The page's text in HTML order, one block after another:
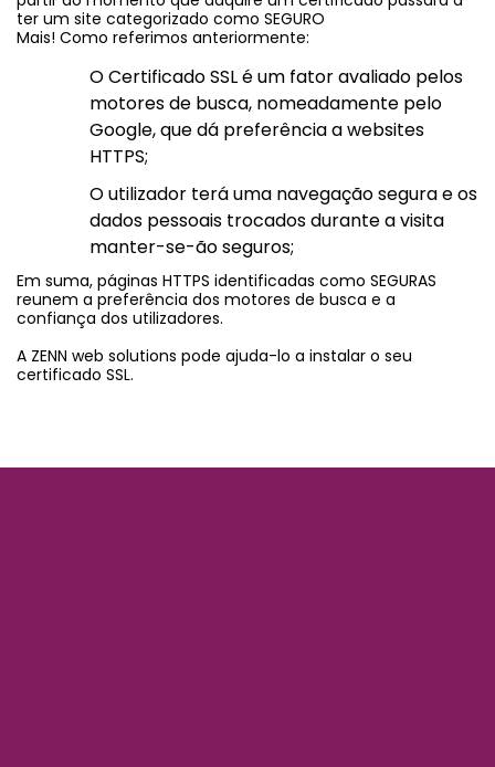
ter um site categorizado como SEGURO
Mais! Como referimos anteriormente:
O Certificado SSL é um fator avaliado pelos
motores de busca, nomeadamente pelo
Google, que dá preferência a websites
HTTPS;
O utilizador terá uma navegação segura e os
dados pessoais trocados durante a visita
manter-se-ão seguros;
Em suma, páginas HTTPS identificadas como SEGURAS
reunem a preferência dos motores de busca e a
confiança dos utilizadores.
A ZENN web solutions pode ajuda-lo a instalar o seu
certificado SSL.